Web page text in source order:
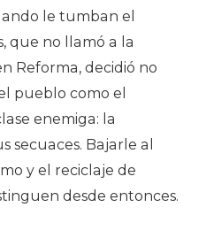
le tumban el
que no llamó a la
Reforma, decidió no
pueblo como el
enemiga: la
secuaces. Bajarle al
y el reciclaje de
desde entonces.